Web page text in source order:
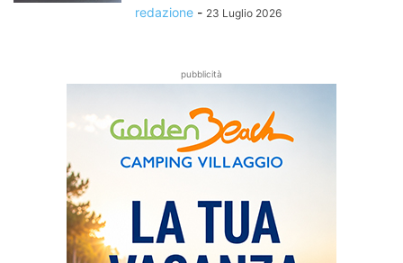
redazione - 23 Luglio 2026
pubblicità